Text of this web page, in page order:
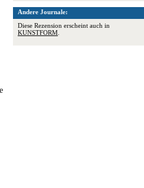
Andere Journale:
Diese Rezension erscheint auch in
KUNSTFORM